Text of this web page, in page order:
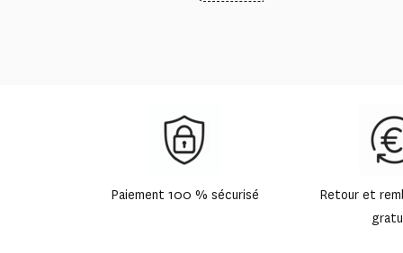
Paiement 100 % sécurisé
Retour et